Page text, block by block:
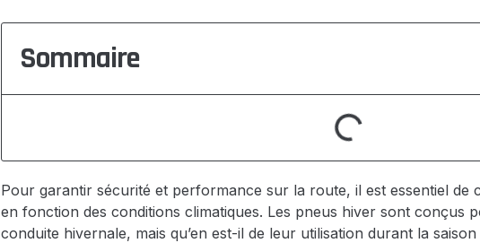
Sommaire
Pour garantir sécurité et performance sur la route, il est essentiel de
en fonction des conditions climatiques. Les pneus hiver sont conçus
conduite hivernale, mais qu’en est-il de leur utilisation durant la